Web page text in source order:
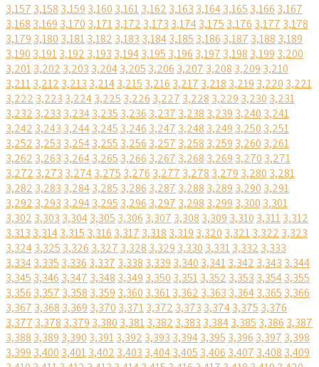
3,157 3,158 3,159 3,160 3,1613,162 3,163 3,1643,165 3,166 3,167
3,168 3,169 3,170 3,1713,172 3,173 3,1743,175 3,176 3,177 3,178
3,179 3,180 3,1813,182 3,183 3,1843,185 3,186 3,187 3,188 3,189
3,190 3,1913,192 3,193 3,1943,195 3,196 3,197 3,198 3,199 3,200
3,2013,202 3,203 3,2043,205 3,206 3,207 3,208 3,209 3,210
3,2113,212 3,213 3,2143,215 3,216 3,217 3,218 3,219 3,220 3,221
3,222 3,223 3,2243,225 3,226 3,227 3,228 3,229 3,230 3,231
3,232 3,233 3,2343,235 3,236 3,237 3,238 3,239 3,240 3,241
3,242 3,243 3,2443,245 3,246 3,247 3,248 3,249 3,250 3,251
3,252 3,253 3,2543,255 3,256 3,257 3,258 3,259 3,260 3,261
3,262 3,263 3,2643,265 3,266 3,267 3,268 3,269 3,270 3,271
3,272 3,273 3,2743,275 3,276 3,277 3,278 3,279 3,280 3,281
3,282 3,283 3,2843,285 3,286 3,287 3,288 3,289 3,290 3,291
3,292 3,293 3,2943,295 3,296 3,297 3,298 3,299 3,300 3,301
3,302 3,303 3,3043,305 3,306 3,307 3,308 3,309 3,310 3,3113,312
3,313 3,3143,315 3,316 3,317 3,318 3,319 3,320 3,3213,322 3,323
3,3243,325 3,326 3,327 3,328 3,329 3,330 3,3313,332 3,333
3,3343,335 3,336 3,337 3,338 3,339 3,340 3,3413,342 3,343 3,344
3,345 3,346 3,347 3,348 3,349 3,350 3,3513,352 3,353 3,3543,355
3,356 3,357 3,358 3,359 3,360 3,3613,362 3,363 3,3643,365 3,366
3,367 3,368 3,369 3,370 3,3713,372 3,373 3,3743,375 3,376
3,377 3,378 3,379 3,380 3,3813,382 3,383 3,3843,385 3,386 3,387
3,388 3,389 3,390 3,3913,392 3,393 3,3943,395 3,396 3,397 3,398
3,399 3,400 3,4013,402 3,403 3,4043,405 3,406 3,407 3,408 3,409